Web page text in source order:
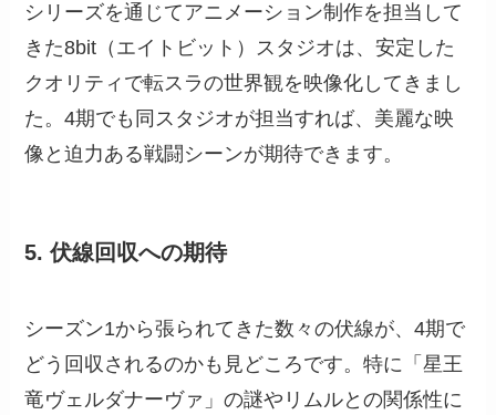
シリーズを通じてアニメーション制作を担当して
きた8bit（エイトビット）スタジオは、安定した
クオリティで転スラの世界観を映像化してきまし
た。4期でも同スタジオが担当すれば、美麗な映
像と迫力ある戦闘シーンが期待できます。
5. 伏線回収への期待
シーズン1から張られてきた数々の伏線が、4期で
どう回収されるのかも見どころです。特に「星王
竜ヴェルダナーヴァ」の謎やリムルとの関係性に